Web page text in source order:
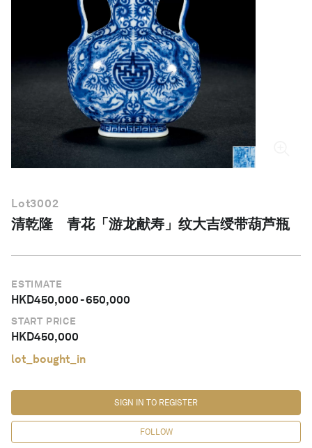
Lot3002
清乾隆 青花「游龙献寿」纹大吉绶带葫芦瓶
ESTIMATE
HKD450,000-650,000
START PRICE
HKD450,000
lot_bought_in
FOLLOW
SIGN IN TO REGISTER